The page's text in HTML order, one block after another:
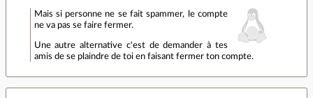
Mais si personne ne se fait spammer, le compte
ne va pas se faire fermer.
Une autre alternative c'est de demander à tes
amis de se plaindre de toi en faisant fermer ton compte.